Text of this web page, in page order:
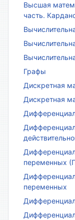
Высшая
часть.
Графы
Дискретная
Дискретная
переменных
переменных